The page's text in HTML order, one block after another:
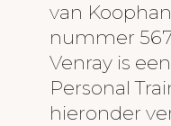
Locatie
Huisregels
Algemene
van
nummer
Venray is
Personal
hieronder